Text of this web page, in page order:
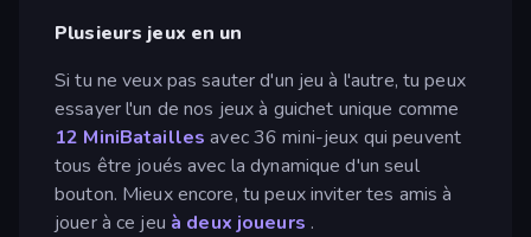
Plusieurs jeux en un
Si tu ne veux pas sauter d'un jeu à l'autre, tu peux
essayer l'un de nos jeux à guichet unique comme
12 MiniBatailles avec 36 mini-jeux qui peuvent
tous être joués avec la dynamique d'un seul
bouton. Mieux encore, tu peux inviter tes amis à
jouer à ce jeu à deux joueurs .